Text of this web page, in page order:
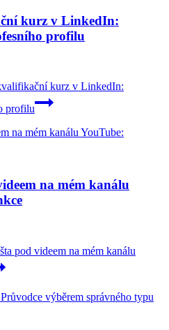
kurz v LinkedIn:
profilu
kurz v LinkedIn:
profilu
na mém kanálu
pod videem na mém kanálu